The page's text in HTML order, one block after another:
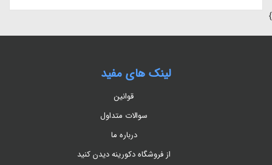
}
لینک های مفید
قوانین
سوالات متداول
درباره ما
از فروشگاه دکورینه دیدن کنید